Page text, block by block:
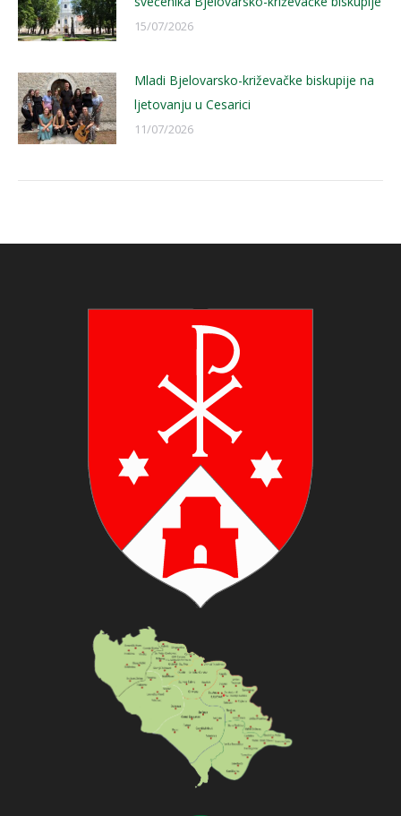
15/07/2026
Mladi Bjelovarsko-križevačke biskupije na
ljetovanju u Cesarici
11/07/2026